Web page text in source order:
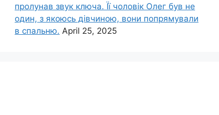
пролунав звук ключа. Її чоловік Олег був не
один, з якоюсь дівчиною, вони попрямували
в спальню. April 25, 2025